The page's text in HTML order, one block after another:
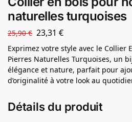
naturelles turquoises
25,90€ 23,31 €
Exprimez votre style avec le Collier
Pierres Naturelles Turquoises, un
élégance et nature, parfait pour
d’originalité à votre look au
Détails du produit